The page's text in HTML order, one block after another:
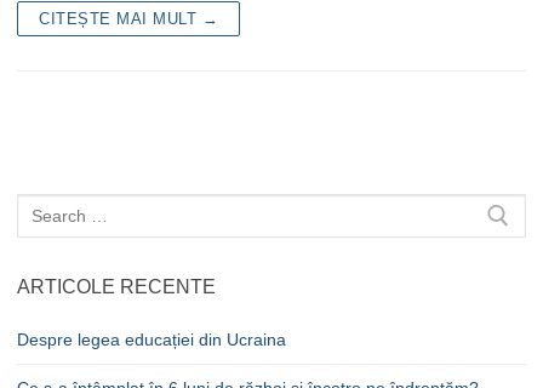
CITEȘTE MAI MULT →
Caută
după:
ARTICOLE RECENTE
Despre legea educației din Ucraina